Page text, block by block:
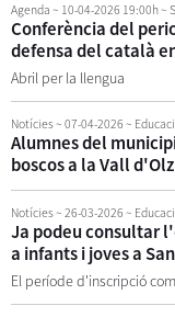
Agenda ~ 10-04-2026 19:00h~
Conferència del
defensa del català
Abril per la llengua
Notícies~ 07-04-2026 ~
Alumnes del
boscos a la Vall
Notícies~ 26-03-2026 ~
Ja podeu consultar
a infants i joves a
El període d'inscripció